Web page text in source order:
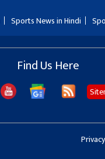
Sports News in Hindi
Find Us Here